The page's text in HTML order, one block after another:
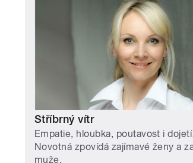
Stříbrný vítr
Empatie, hloubka, poutavost i
Novotná zpovídá zajímavé ženy a
muže.